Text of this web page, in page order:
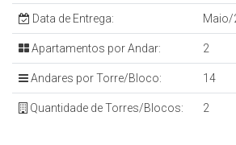
Data de Entrega: Maio/
Apartamentos por Andar: 2
Andares por Torre/Bloco: 14
Quantidade de Torres/Blocos: 2